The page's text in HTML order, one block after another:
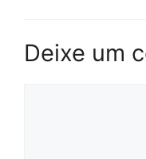
Deixe um